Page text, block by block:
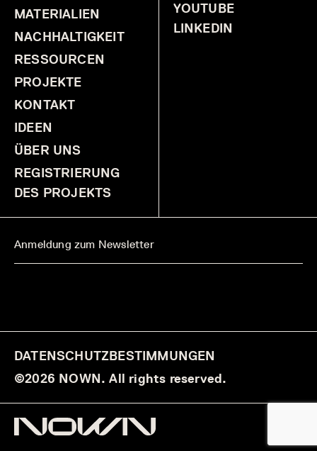
MATERIALIEN
NACHHALTIGKEIT
RESSOURCEN
PROJEKTE
KONTAKT
IDEEN
ÜBER UNS
REGISTRIERUNG
DES PROJEKTS
YOUTUBE
LINKEDIN
DATENSCHUTZBESTIMMUNGEN
©2026 NOWN. All rights reserved.